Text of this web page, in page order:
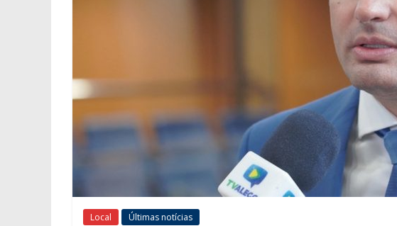
Local Últimas notícias